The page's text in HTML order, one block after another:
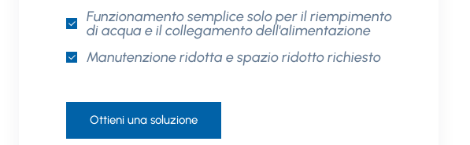
Funzionamento semplice solo per il riempimento
di acqua e il collegamento dell'alimentazione
Manutenzione ridotta e spazio ridotto richiesto
Ottieni una soluzione